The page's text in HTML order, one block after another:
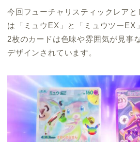
今回フューチャリスティックレアと
は「ミュウEX」と「ミュウツーEX
2枚のカードは色味や雰囲気が見事
デザインされています。